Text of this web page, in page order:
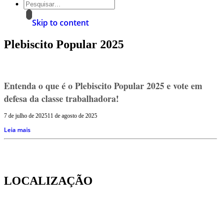
Skip to content
Plebiscito Popular 2025
Entenda o que é o Plebiscito Popular 2025 e vote em
defesa da classe trabalhadora!
7 de julho de 202511 de agosto de 2025
Leia mais
LOCALIZAÇÃO